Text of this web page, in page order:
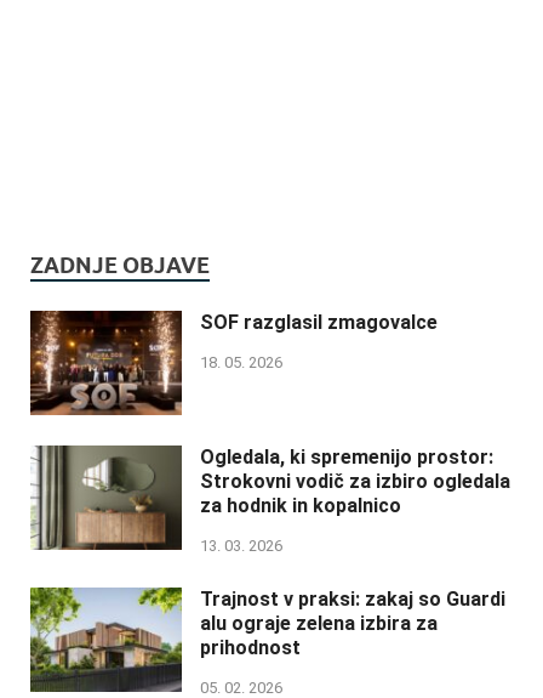
ZADNJE OBJAVE
SOF razglasil zmagovalce
18. 05. 2026
Ogledala, ki spremenijo prostor:
Strokovni vodič za izbiro ogledala
za hodnik in kopalnico
13. 03. 2026
Trajnost v praksi: zakaj so Guardi
alu ograje zelena izbira za
prihodnost
05. 02. 2026